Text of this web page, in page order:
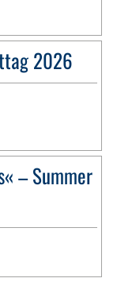
2026
– Summer